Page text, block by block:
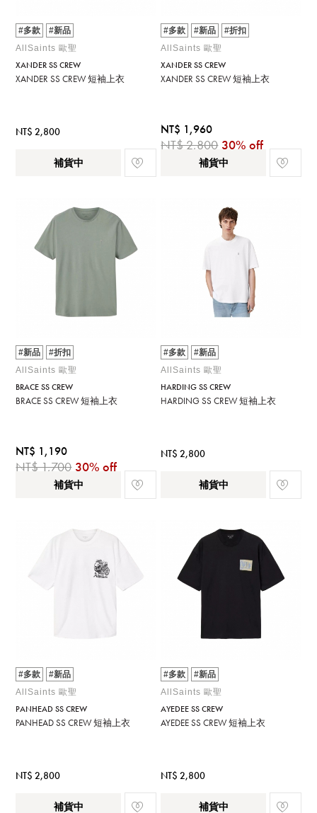
#多款
#新品
AllSaints 歐聖
XANDER SS CREW
XANDER SS CREW 短袖上衣
NT$ 2,800
補貨中
#多款 #新品
#折扣
AllSaints 歐聖
XANDER SS CREW
XANDER SS CREW 短袖上衣
NT$ 1,960
NT$ 2,800 30% off
補貨中
#新品
#折扣
AllSaints 歐聖
BRACE SS CREW
BRACE SS CREW 短袖上衣
NT$ 1,190
NT$ 1,700 30% off
補貨中
#多款
#新品
AllSaints 歐聖
HARDING SS CREW
HARDING SS CREW 短袖上衣
NT$ 2,800
補貨中
#多款
#新品
AllSaints 歐聖
PANHEAD SS CREW
PANHEAD SS CREW 短袖上衣
NT$ 2,800
補貨中
#多款
#新品
AllSaints 歐聖
AYEDEE SS CREW
AYEDEE SS CREW 短袖上衣
NT$ 2,800
補貨中